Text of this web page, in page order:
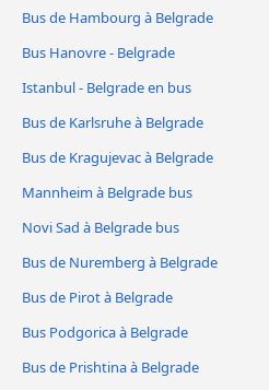
Bus de Hambourg à Belgrade
Bus Hanovre - Belgrade
Istanbul - Belgrade en bus
Bus de Karlsruhe à Belgrade
Bus de Kragujevac à Belgrade
Mannheim à Belgrade bus
Novi Sad à Belgrade bus
Bus de Nuremberg à Belgrade
Bus de Pirot à Belgrade
Bus Podgorica à Belgrade
Bus de Prishtina à Belgrade